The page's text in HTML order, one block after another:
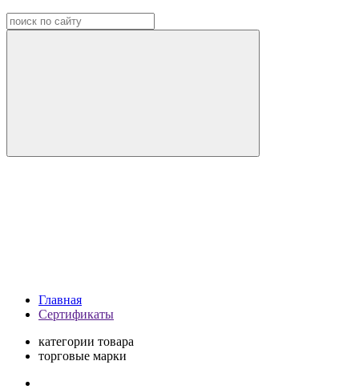
Главная
Сертификаты
категории товара
торговые марки